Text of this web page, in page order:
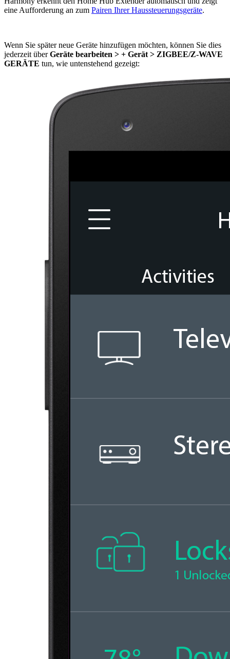
eine Aufforderung an zum Pairen Ihrer Haussteuerungsgeräte.
Wenn Sie später neue Geräte hinzufügen möchten, können Sie dies
jederzeit überGeräte bearbeiten > + Gerät > ZIGBEE/Z-WAVE
GERÄTE tun, wie untenstehend gezeigt: